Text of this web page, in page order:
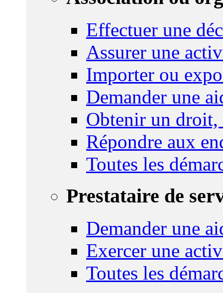
Effectuer une
Assurer une
Importer ou
Demander une
Obtenir un droit,
Répondre aux
Toutes les
Prestataire de
Demander une
Exercer une
Toutes les